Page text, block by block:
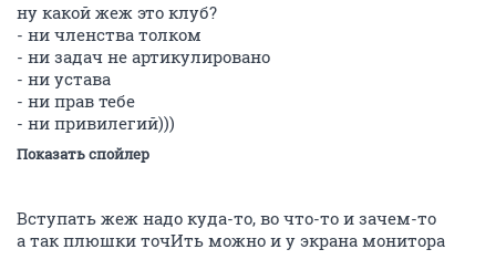
ну какой жеж это клуб?
- ни членства толком
- ни задач не артикулировано
- ни устава
- ни прав тебе
- ни привилегий)))
Показать спойлер
Вступать жеж надо куда-то, во что-то и зачем-то
а так плюшки точИть можно и у экрана монитора